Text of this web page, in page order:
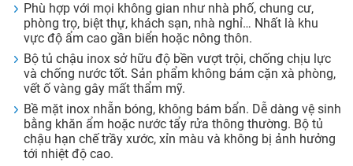
Phù hợp với mọi không gian như nhà phố, chung cư,
phòng trọ, biệt thự, khách sạn, nhà nghỉ… Nhất là khu
vực độ ẩm cao gần biển hoặc nông thôn.
Bộ tủ chậu inox sở hữu độ bền vượt trội, chống chịu lực
và chống nước tốt. Sản phẩm không bám cặn xà phòng,
vết ố vàng gây mất thẩm mỹ.
Bề mặt inox nhẵn bóng, không bám bẩn. Dễ dàng vệ sinh
bằng khăn ẩm hoặc nước tẩy rửa thông thường. Bộ tủ
chậu hạn chế trầy xước, xỉn màu và không bị ảnh hưởng
tới nhiệt độ cao.